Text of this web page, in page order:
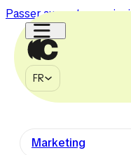
Passer au contenu
FR
FR
MÉDIA
À
CONTACT
750k
Marketing